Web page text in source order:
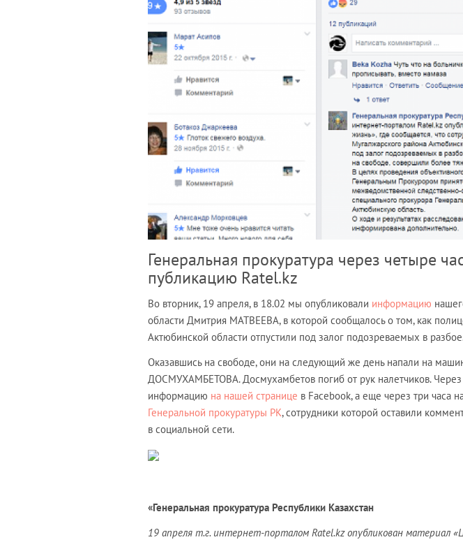
Генеральная прокуратура через четыре
публикацию Ratel.kz
Во вторник, 19 апреля, в 18.02 мы опубликовали информацию
области Дмитрия МАТВЕЕВА, в которой сообщалось о том, как
Актюбинской области отпустили под залог подозреваемых в
Оказавшись на свободе, они на следующий же день напали на
ДОСМУХАМБЕТОВА. Досмухамбетов погиб от рук налетчиков. Через
информацию на нашей странице в Facebook, а еще через три часа
Генеральной прокуратуры РК, сотрудники которой оставили
в социальной сети.
«Генеральная прокуратура Республики Казахстан
19 апреля т.г. интернет-порталом Ratel.kz опубликован материал